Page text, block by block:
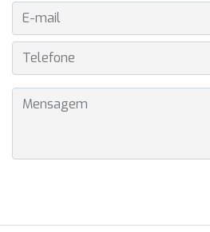
E-MAIL
TELEFONE
MENSAGEM